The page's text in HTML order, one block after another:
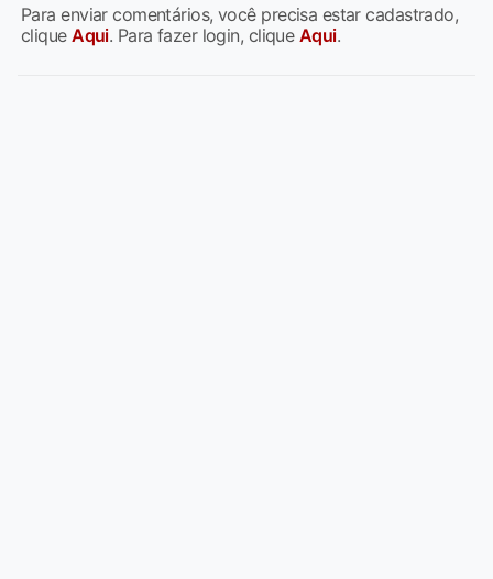
Para enviar comentários, você precisa estar cadastrado,
cliqueAqui. Para fazer login, clique Aqui.